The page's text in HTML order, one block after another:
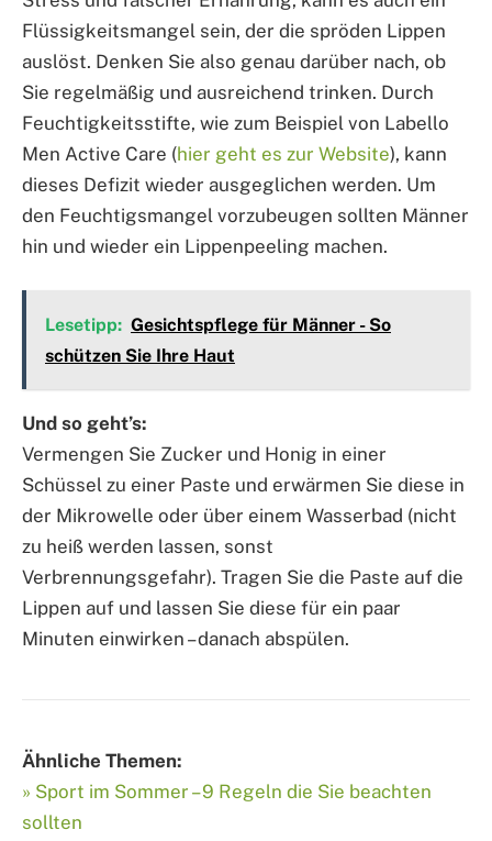
Flüssigkeitsmangel sein, der die spröden Lippen
auslöst. Denken Sie also genau darüber nach, ob
Sie regelmäßig und ausreichend trinken. Durch
Feuchtigkeitsstifte, wie zum Beispiel von Labello
Men Active Care (hier geht es zur Website), kann
dieses Defizit wieder ausgeglichen werden. Um
den Feuchtigsmangel vorzubeugen sollten Männer
hin und wieder ein Lippenpeeling machen.
Lesetipp: Gesichtspflege für Männer - So
schützen Sie Ihre Haut
Und so geht’s:
Vermengen Sie Zucker und Honig in einer
Schüssel zu einer Paste und erwärmen Sie diese in
der Mikrowelle oder über einem Wasserbad (nicht
zu heiß werden lassen, sonst
Verbrennungsgefahr). Tragen Sie die Paste auf die
Lippen auf und lassen Sie diese für ein paar
Minuten einwirken – danach abspülen.
Ähnliche Themen:
» Sport im Sommer – 9 Regeln die Sie beachten
sollten